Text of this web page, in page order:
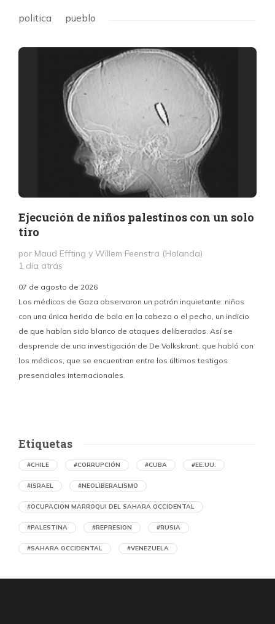
politica pueblo
Ejecución de niños palestinos con un solo
tiro
por Maud Effting y Willem Feenstra (Holanda)
1 día atrás
07 de agosto de 2026
Los médicos de Gaza observaron un patrón inquietante: niños
con una única herida de bala en la cabeza o el pecho, un indicio
de que habían sido blanco de ataques deliberados. Así se
desprende de una investigación de De Volkskrant, que habló con
los médicos, que se encuentran entre los últimos testigos
presenciales internacionales.
Ejecución de niños palestinos con un solo
Etiquetas
#CHILE #CORRUPCIÓN #CUBA #EE.UU.
#ISRAEL #NEOLIBERALISMO
#OCUPACION MARROQUI DEL SAHARA OCCIDENTAL
#PALESTINA #REPRESION #RUSIA
#SAHARA OCCIDENTAL #VENEZUELA